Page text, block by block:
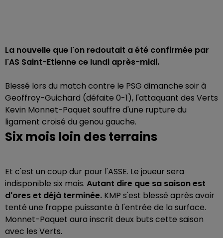
La nouvelle que l'on redoutait a été confirmée par
l'AS Saint-Etienne ce lundi après-midi.
Blessé lors du match contre le PSG dimanche soir à
Geoffroy-Guichard (défaite 0-1), l'attaquant des Verts
Kevin Monnet-Paquet souffre d'une rupture du
ligament croisé du genou gauche.
Six mois loin des terrains
Et c'est un coup dur pour l'ASSE. Le joueur sera
indisponible six mois. Autant dire que sa saison est
d'ores et déjà terminée. KMP s'est blessé après avoir
tenté une frappe puissante à l'entrée de la surface.
Monnet-Paquet aura inscrit deux buts cette saison
avec les Verts.